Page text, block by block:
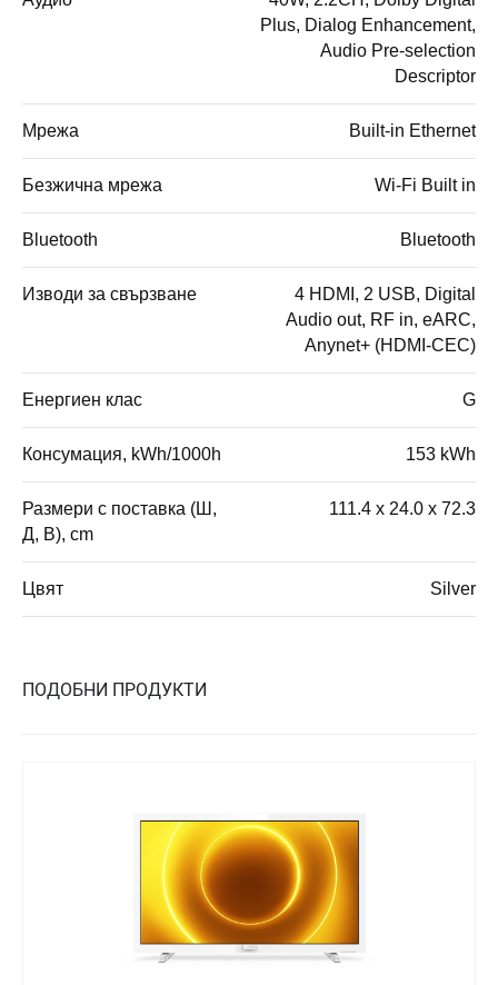
Plus, Dialog Enhancement,
Audio Pre-selection
Descriptor
Мрежа Built-in Ethernet
Безжична мрежа Wi-Fi Built in
Bluetooth Bluetooth
Изводи за свързване
4 HDMI, 2 USB, Digital
Audio out, RF in, eARC,
Anynet+ (HDMI-CEC)
Енергиен клас G
Консумация, kWh/1000h 153 kWh
Размери с поставка (Ш,
Д, В), cm
111.4 x 24.0 x 72.3
Цвят Silver
ПОДОБНИ ПРОДУКТИ